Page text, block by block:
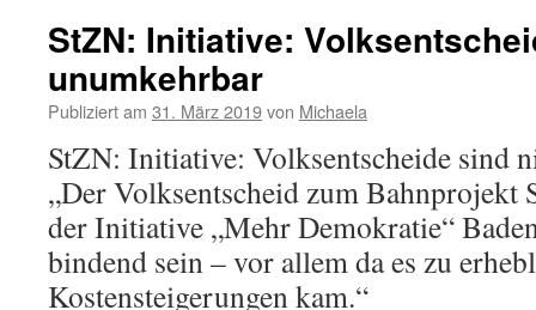
StZN: Initiative:
unumkehrbar
Publiziert am 31. März 2019von Michaela
StZN: Initiative: Volksentscheide sind
„Der Volksentscheid zum Bahnprojekt
der Initiative „Mehr Demokratie“
bindend sein – vor allem da es zu
Kostensteigerungen kam.“